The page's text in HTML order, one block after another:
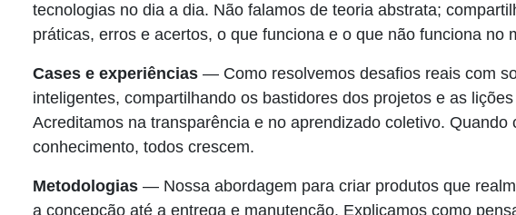
tecnologias no dia a dia. Não falamos de teoria abstrata;
práticas, erros e acertos, o que funciona e o que não funciona no
Cases e experiências — Como resolvemos desafios reais com
inteligentes, compartilhando os bastidores dos projetos e as
Acreditamos na transparência e no aprendizado coletivo. Quando
conhecimento, todos crescem.
Metodologias — Nossa abordagem para criar produtos que
a concepção até a entrega e manutenção. Explicamos como